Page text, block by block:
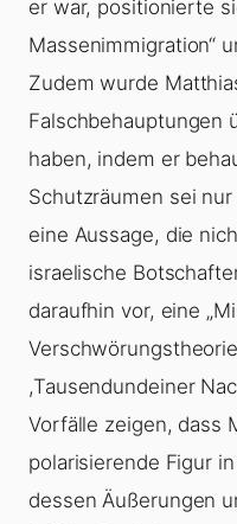
er war, positionierte
Massenimmigration“
Zudem wurde
Falschbehauptungen
haben, indem er
Schutzräumen sei
eine Aussage, die
israelische
daraufhin vor, eine
,Tausendundeiner
Vorfälle zeigen, dass
polarisierende Figur
dessen Äußerungen